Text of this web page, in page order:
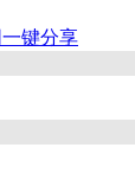
一键分享